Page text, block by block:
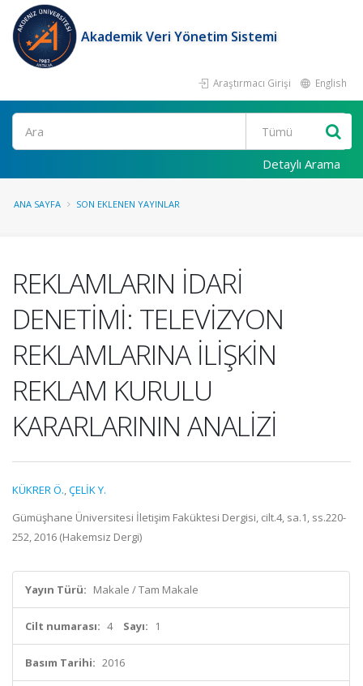
Akademik Veri Yönetim Sistemi
Araştırmacı Girişi English
Ara
Detaylı Arama
ANA SAYFA SON EKLENEN YAYINLAR
REKLAMLARIN İDARİ
DENETİMİ: TELEVİZYON
REKLAMLARINA İLİŞKİN
REKLAM KURULU
KARARLARININ ANALİZİ
KÜKRER Ö.,ÇELİK Y.
Gümüşhane Üniversitesi İletişim Faküktesi Dergisi, cilt.4, sa.1, ss.220-
252, 2016 (Hakemsiz Dergi)
Yayın Türü: Makale / Tam Makale
Cilt numarası: 4 Sayı: 1
Basım Tarihi: 2016